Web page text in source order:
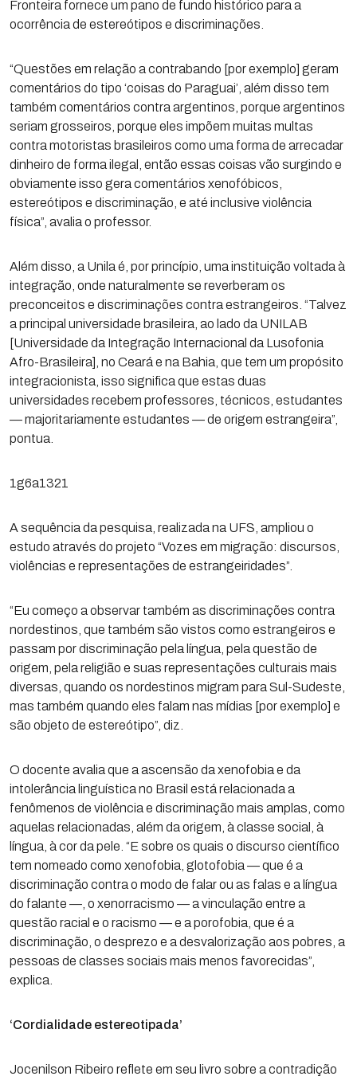
Fronteira fornece um pano de fundo histórico para a
ocorrência de estereótipos e discriminações.
“Questões em relação a contrabando [por exemplo] geram
comentários do tipo ‘coisas do Paraguai’, além disso tem
também comentários contra argentinos, porque argentinos
seriam grosseiros, porque eles impõem muitas multas
contra motoristas brasileiros como uma forma de arrecadar
dinheiro de forma ilegal, então essas coisas vão surgindo e
obviamente isso gera comentários xenofóbicos,
estereótipos e discriminação, e até inclusive violência
física”, avalia o professor.
Além disso, a Unila é, por princípio, uma instituição voltada à
integração, onde naturalmente se reverberam os
preconceitos e discriminações contra estrangeiros. “Talvez
a principal universidade brasileira, ao lado da UNILAB
[Universidade da Integração Internacional da Lusofonia
Afro-Brasileira], no Ceará e na Bahia, que tem um propósito
integracionista, isso significa que estas duas
universidades recebem professores, técnicos, estudantes
— majoritariamente estudantes — de origem estrangeira”,
pontua.
1g6a1321
A sequência da pesquisa, realizada na UFS, ampliou o
estudo através do projeto “Vozes em migração: discursos,
violências e representações de estrangeiridades”.
“Eu começo a observar também as discriminações contra
nordestinos, que também são vistos como estrangeiros e
passam por discriminação pela língua, pela questão de
origem, pela religião e suas representações culturais mais
diversas, quando os nordestinos migram para Sul-Sudeste,
mas também quando eles falam nas mídias [por exemplo] e
são objeto de estereótipo”, diz.
O docente avalia que a ascensão da xenofobia e da
intolerância linguística no Brasil está relacionada a
fenômenos de violência e discriminação mais amplas, como
aquelas relacionadas, além da origem, à classe social, à
língua, à cor da pele. “E sobre os quais o discurso científico
tem nomeado como xenofobia, glotofobia — que é a
discriminação contra o modo de falar ou as falas e a língua
do falante —, o xenorracismo — a vinculação entre a
questão racial e o racismo — e a porofobia, que é a
discriminação, o desprezo e a desvalorização aos pobres, a
pessoas de classes sociais mais menos favorecidas”,
explica.
‘Cordialidade estereotipada’
Jocenilson Ribeiro reflete em seu livro sobre a contradição